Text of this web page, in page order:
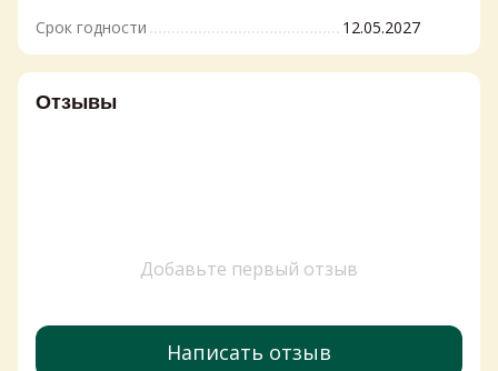
Срок годности
12.05.2027
Отзывы
Добавьте первый отзыв
Написать отзыв